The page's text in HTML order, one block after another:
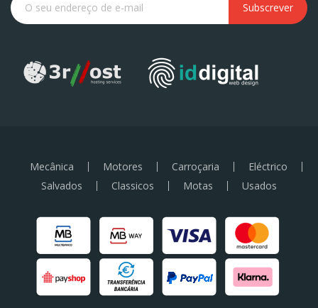
Subscrever
Mecânica Motores Carroçaria
Eléctrico
Salvados
Classicos Motas Usados